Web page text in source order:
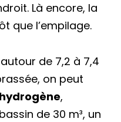
Là encore, la
que l’empilage.
de 7,2 à 7,4
on peut
,
de 30 m³, un